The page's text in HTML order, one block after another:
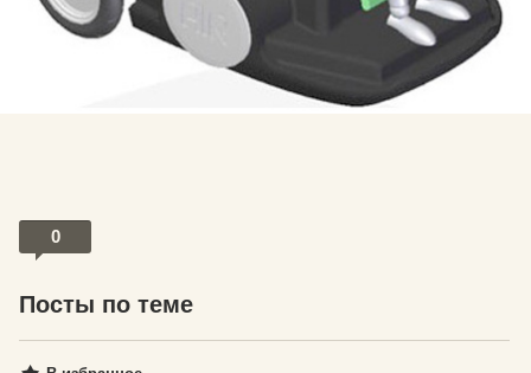
0
Посты по теме